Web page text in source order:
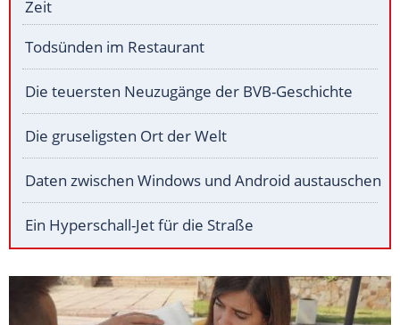
Zeit
Todsünden im Restaurant
Die teuersten Neuzugänge der BVB-Geschichte
Die gruseligsten Ort der Welt
Daten zwischen Windows und Android austauschen
Ein Hyperschall-Jet für die Straße